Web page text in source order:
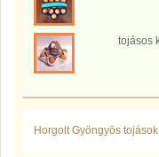
tojásos
Horgolt Gyöngyös tojások